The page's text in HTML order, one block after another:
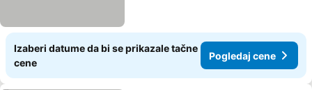
Izaberi datume da bi se prikazale tačne
cene
Pogledaj cene